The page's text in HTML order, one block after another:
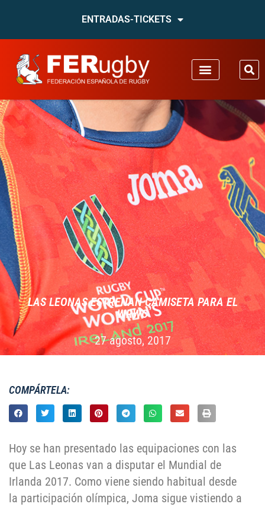
ENTRADAS-TICKETS
LAS LEONAS ESTRENAN CAMISETA PARA EL
WRWC
27 agosto, 2017
COMPÁRTELA:
Hoy se han presentado las equipaciones con las
que Las Leonas van a disputar el Mundial de
Irlanda 2017. Como viene siendo habitual desde
la participación olímpica, Joma sigue vistiendo a